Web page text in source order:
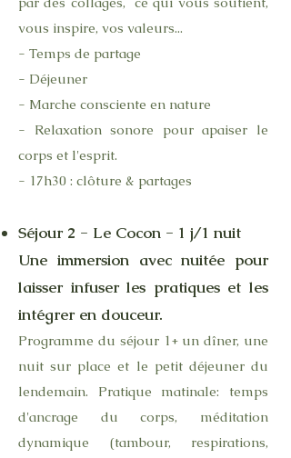
vous inspire, vos valeurs...
- Temps de partage
- Déjeuner
- Marche consciente en nature
- Relaxation sonore pour apaiser le
corps et l'esprit.
- 17h30 : clôture & partages
Séjour 2 - Le Cocon - 1 j/1 nuit
Une immersion avec nuitée pour
laisser infuser les pratiques et les
intégrer en douceur.
Programme du séjour 1+ un dîner, une
nuit sur place et le petit déjeuner du
lendemain. Pratique matinale: temps
d'ancrage du corps, méditation
dynamique (tambour, respirations,